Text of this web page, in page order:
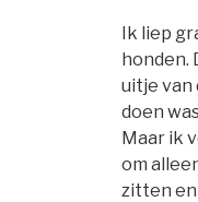
Ik liep
honden.
uitje van
doen
Maar ik
om
zitten en